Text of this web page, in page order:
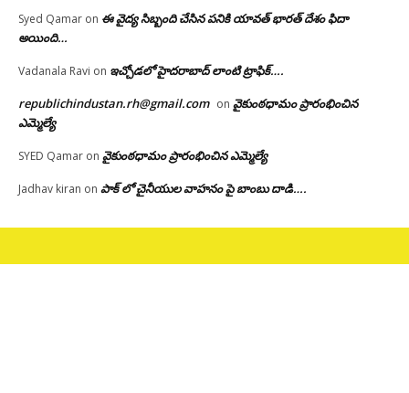
Syed Qamar on ఈ వైద్య సిబ్బంది చేసిన పనికి యావత్ భారత్ దేశం ఫిదా
అయింది…
Vadanala Ravi on ఇచ్చోడలో హైదరాబాద్ లాంటి ట్రాఫిక్….
republichindustan.rh@gmail.com on వైకుంఠధామం ప్రారంభించిన
ఎమ్మెల్యే
SYED Qamar on వైకుంఠధామం ప్రారంభించిన ఎమ్మెల్యే
Jadhav kiran on పాక్ లో చైనీయుల వాహనం పై బాంబు దాడి….